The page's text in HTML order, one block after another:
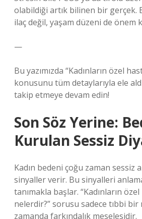
olabildiği artık bilinen bir gerçek.
ilaç değil, yaşam düzeni de önem
—
Bu yazımızda “Kadınların özel
konusunu tüm detaylarıyla ele
takip etmeye devam edin!
Son Söz Yerine:
Kurulan Sessiz
Kadın bedeni çoğu zaman sessiz
sinyaller verir. Bu sinyalleri
tanımakla başlar. “Kadınların özel
nelerdir?” sorusu sadece tıbbi bir
zamanda farkındalık meselesidir.